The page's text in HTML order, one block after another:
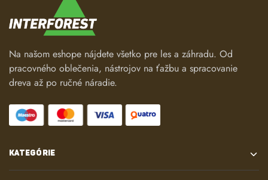
Na našom eshope nájdete všetko pre les a záhradu. Od
pracovného oblečenia, nástrojov na ťažbu a spracovanie
dreva až po ručné náradie.
KATEGÓRIE